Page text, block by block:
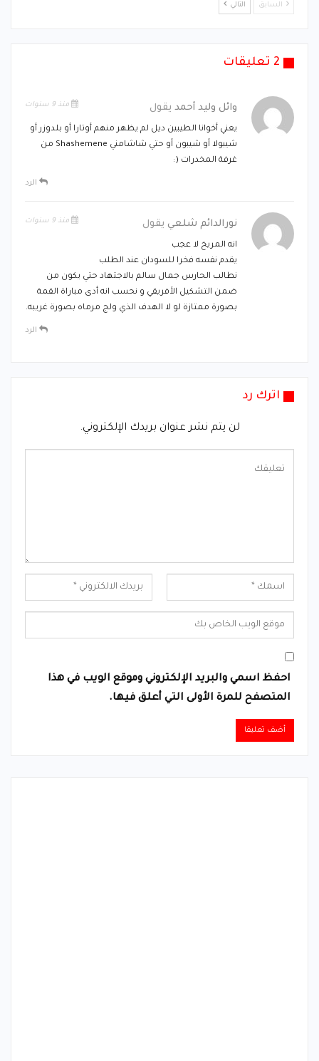
السابق التالي
2 تعليقات
وائل وليد أحمد يقول منذ 9 سنوات
يعني أخوانا الطيبين ديل لم يظهر منهم أوتارا أو بلدوزر أو
شيبولا أو شيبون أو حتي شاشامني Shashemene من
غرفة المخدرات (:
الرد
نورالدائم شلعي يقول منذ 9 سنوات
انه المريخ لا عجب
يقدم نفسه فخرا للسودان عند الطلب
نطالب الحارس جمال سالم بالاجتهاد حتي يكون من
ضمن التشكيل الأفريقي و نحسب انه أدى مباراة القمة
بصورة ممتازة لو لا الهدف الذي ولج مرماه بصورة غريبه.
الرد
اترك رد
لن يتم نشر عنوان بريدك الإلكتروني.
احفظ اسمي والبريد الإلكتروني وموقع الويب في هذا
المتصفح للمرة الأولى التي أعلق فيها.